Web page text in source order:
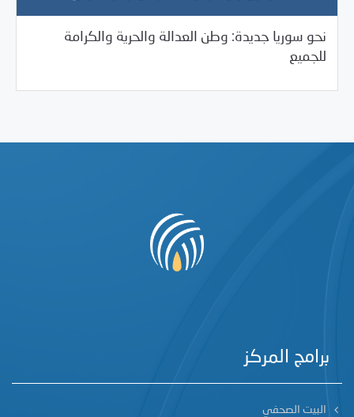
نحو سوريا جديدة: وطن العدالة والحرية والكرامة
للجميع
12/17/2024 بيانات المركز
برامج المركز
البيت الصحفي